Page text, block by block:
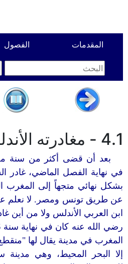
المقدمات الفصول
4.1 - مغادرته الأندلس لآخر مرة
بعد أن قضى أكثر من سنة
في نهاية الفصل الماضي، غادر
بشكل نهائي متجهاً إلى المغرب
عن طريق تونس ومصر. لا نعلم
ابن العربي الأندلس ولا من أين
المغرب في مدينة يقال لها
إلا البحر المحيط، وهي